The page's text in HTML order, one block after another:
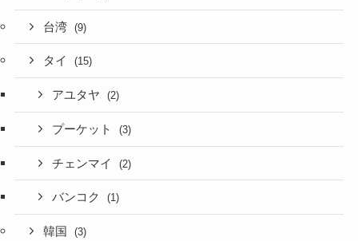
台湾 (9)
タイ (15)
アユタヤ (2)
プーケット (3)
チェンマイ (2)
バンコク (1)
韓国 (3)